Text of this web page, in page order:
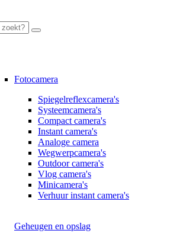
Fotocamera
Spiegelreflexcamera's
Systeemcamera's
Compact camera's
Instant camera's
Analoge camera
Wegwerpcamera's
Outdoor camera's
Vlog camera's
Minicamera's
Verhuur instant camera's
Geheugen en opslag